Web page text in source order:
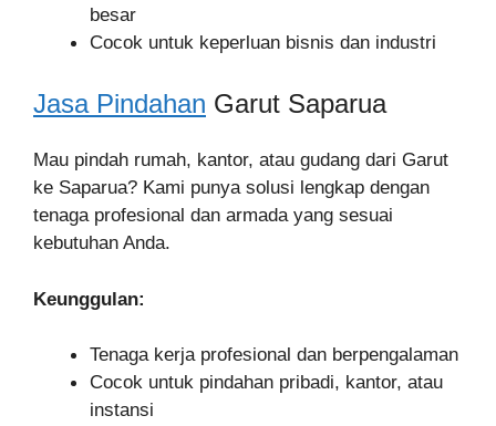
besar
Cocok untuk keperluan bisnis dan industri
Jasa Pindahan Garut Saparua
Mau pindah rumah, kantor, atau gudang dari Garut
ke Saparua? Kami punya solusi lengkap dengan
tenaga profesional dan armada yang sesuai
kebutuhan Anda.
Keunggulan:
Tenaga kerja profesional dan berpengalaman
Cocok untuk pindahan pribadi, kantor, atau
instansi